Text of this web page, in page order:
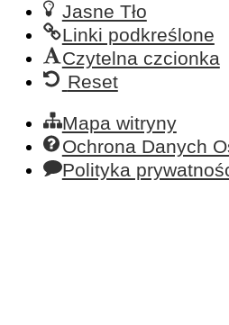
Jasne Tło
Linki podkreślone
Czytelna czcionka
Reset
Mapa witryny
Ochrona Danych
Polityka